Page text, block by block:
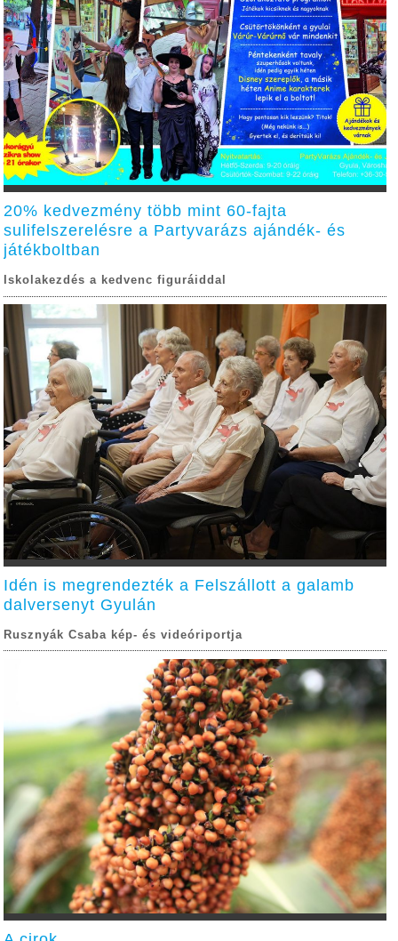
20% kedvezmény több mint 60-fajta
sulifelszerelésre a Partyvarázs ajándék- és
játékboltban
Iskolakezdés a kedvenc figuráiddal
Idén is megrendezték a Felszállott a galamb
dalversenyt Gyulán
Rusznyák Csaba kép- és videóriportja